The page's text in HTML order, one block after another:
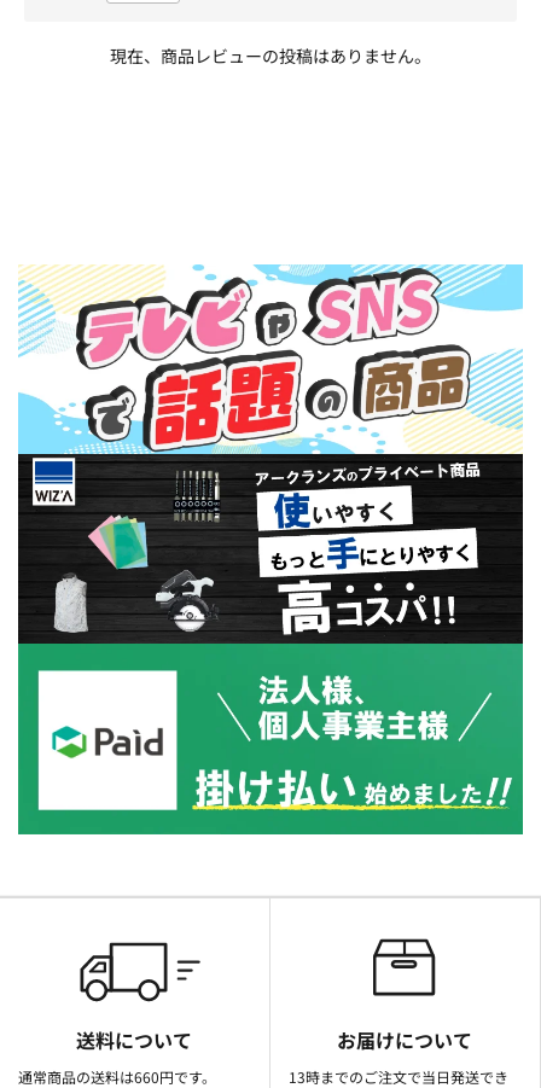
現在、商品レビューの投稿はありません。
送料について
通常商品の送料は660円です。
お届けについて
13時までのご注文で当日発送でき